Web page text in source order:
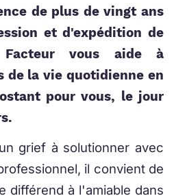
de plus de vingt ans
et d'expédition de
Facteur vous aide à
de la vie quotidienne en
pour vous, le jour
grief à solutionner avec
il convient de
différend à l'amiable dans